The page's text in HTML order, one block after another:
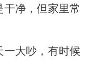
净，但家里常
大吵，有时候